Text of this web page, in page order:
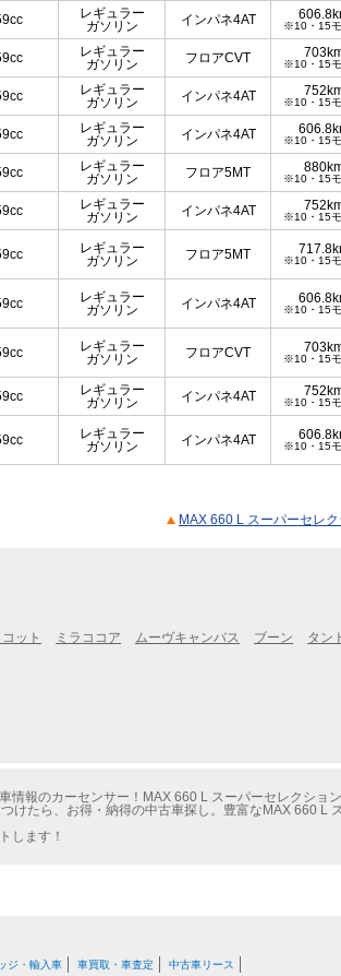
レギュラー
ガソリン
インパネ4AT ※10・15
レギュラー
ガソリン
フロアCVT ※10・15
レギュラー
ガソリン
インパネ4AT ※10・15
レギュラー
ガソリン
インパネ4AT ※10・15
レギュラー
ガソリン
フロア5MT ※10・15
レギュラー
ガソリン
インパネ4AT ※10・15
レギュラー
ガソリン
フロア5MT ※10・15
レギュラー
ガソリン
インパネ4AT ※10・15
レギュラー
ガソリン
フロアCVT ※10・15
レギュラー
ガソリン
インパネ4AT ※10・15
レギュラー
ガソリン
インパネ4AT ※10・15
MAX 660 L スーパーセレ
ット ミラココア ムーヴキャンバス ブーン タン
情報のカーセンサー！MAX 660 L スーパーセレクショ
けたら、お得・納得の中古車探し。豊富なMAX 660 L
します！
ジ・輸入車 車買取・車査定 中古車リース